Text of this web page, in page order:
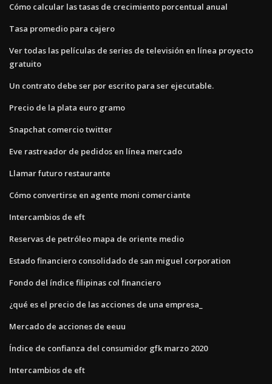
Cómo calcular las tasas de crecimiento porcentual anual
Tasa promedio para cajero
Ver todas las películas de series de televisión en línea proyecto
gratuito
Un contrato debe ser por escrito para ser ejecutable.
Precio de la plata euro gramo
Snapchat comercio twitter
Eve rastreador de pedidos en línea mercado
Llamar futuro restaurante
Cómo convertirse en agente moni comerciante
Intercambios de eft
Reservas de petróleo mapa de oriente medio
Estado financiero consolidado de san miguel corporation
Fondo del índice filipinas col financiero
¿qué es el precio de las acciones de una empresa_
Mercado de acciones de eeuu
Índice de confianza del consumidor gfk marzo 2020
Intercambios de eft